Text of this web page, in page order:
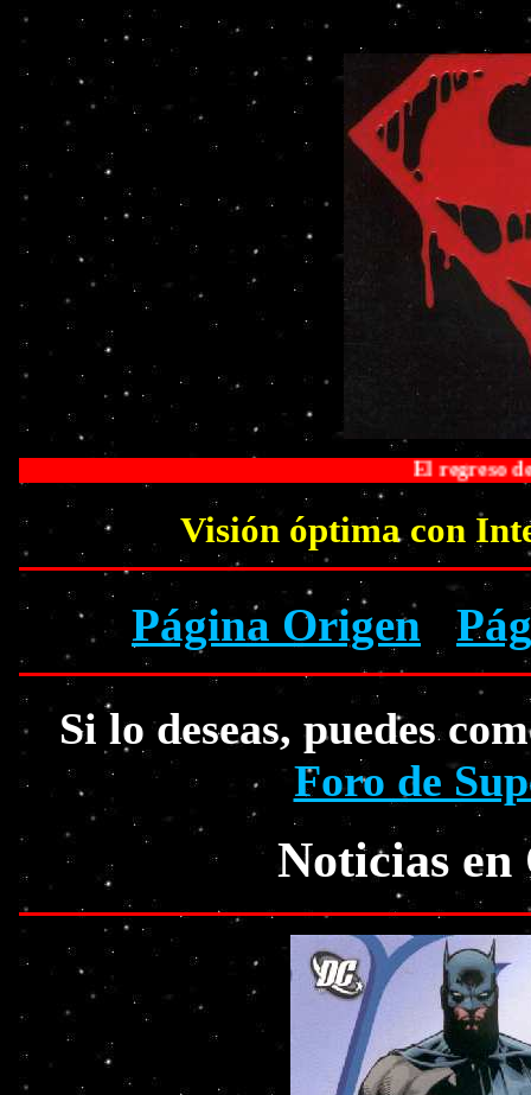
El regreso de Superman en
Visión óptima con
Página Origen
Si lo deseas, puedes
Foro de
Noticias en